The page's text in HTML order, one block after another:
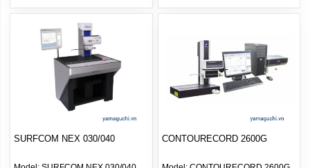
SURFCOM NEX 030/040 CONTOURECORD 2600G